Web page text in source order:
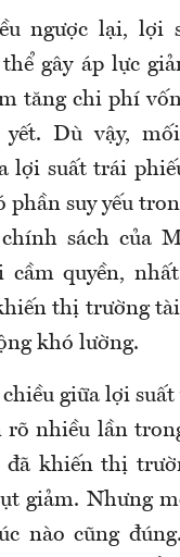
ngược lại, lợi
gây áp lực
tăng chi phí
yết. Dù vậy,
lợi suất trái
phần suy yếu
sách của
cầm quyền,
thị trường
khó lường.
giữa lợi suất
rõ nhiều lần
đã khiến thị
giảm. Nhưng
nào cũng